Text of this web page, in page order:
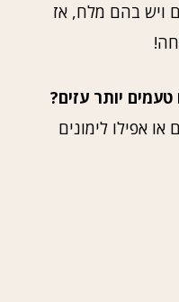
ויש בהם מלח, אז
יותר עזים?
או אפילו לימונים